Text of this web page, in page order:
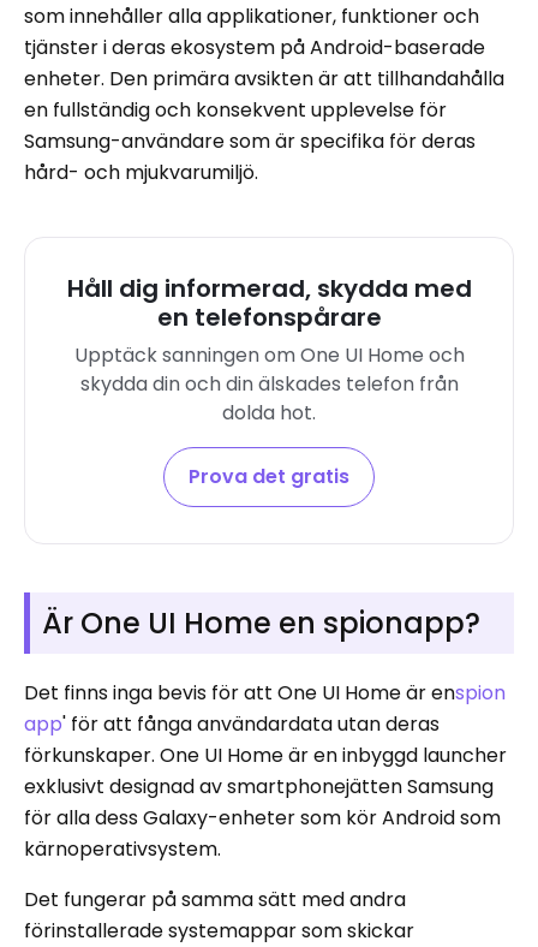
som innehåller alla applikationer, funktioner och
tjänster i deras ekosystem på Android-baserade
enheter. Den primära avsikten är att tillhandahålla
en fullständig och konsekvent upplevelse för
Samsung-användare som är specifika för deras
hård- och mjukvarumiljö.
Håll dig informerad, skydda med
en telefonspårare
Upptäck sanningen om One UI Home och
skydda din och din älskades telefon från
dolda hot.
Prova det gratis
Är One UI Home en spionapp?
Det finns inga bevis för att One UI Home är enspion
app' för att fånga användardata utan deras
förkunskaper. One UI Home är en inbyggd launcher
exklusivt designad av smartphonejätten Samsung
för alla dess Galaxy-enheter som kör Android som
kärnoperativsystem.
Det fungerar på samma sätt med andra
förinstallerade systemappar som skickar